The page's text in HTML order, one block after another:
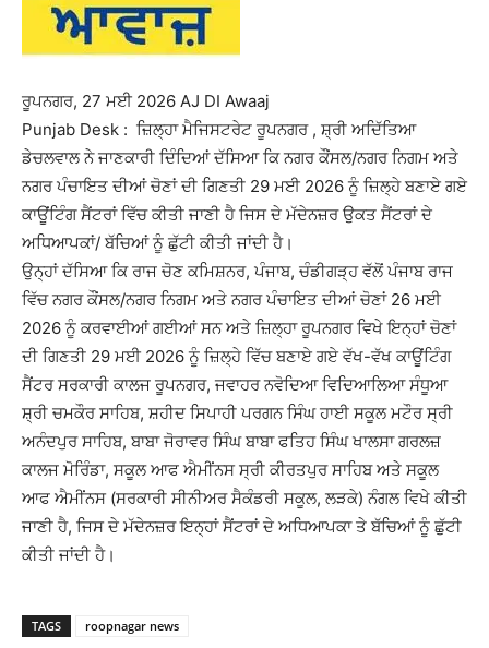
ਰੂਪਨਗਰ, 27 ਮਈ 2026 AJ DI Awaaj
Punjab Desk : ਜ਼ਿਲ੍ਹਾ ਮੈਜਿਸਟਰੇਟ ਰੂਪਨਗਰ , ਸ਼੍ਰੀ ਅਦਿੱਤਿਆ
ਡੇਚਲਵਾਲ ਨੇ ਜਾਣਕਾਰੀ ਦਿੰਦਿਆਂ ਦੱਸਿਆ ਕਿ ਨਗਰ ਕੌਂਸਲ/ਨਗਰ ਨਿਗਮ ਅਤੇ
ਨਗਰ ਪੰਚਾਇਤ ਦੀਆਂ ਚੋਣਾਂ ਦੀ ਗਿਣਤੀ 29 ਮਈ 2026 ਨੂੰ ਜ਼ਿਲ੍ਹੇ ਬਣਾਏ ਗਏ
ਕਾਊਂਟਿੰਗ ਸੈਂਟਰਾਂ ਵਿੱਚ ਕੀਤੀ ਜਾਣੀ ਹੈ ਜਿਸ ਦੇ ਮੱਦੇਨਜ਼ਰ ਉਕਤ ਸੈਂਟਰਾਂ ਦੇ
ਅਧਿਆਪਕਾਂ/ ਬੱਚਿਆਂ ਨੂੰ ਛੁੱਟੀ ਕੀਤੀ ਜਾਂਦੀ ਹੈ।
ਉਨ੍ਹਾਂ ਦੱਸਿਆ ਕਿ ਰਾਜ ਚੋਣ ਕਮਿਸ਼ਨਰ, ਪੰਜਾਬ, ਚੰਡੀਗੜ੍ਹ ਵੱਲੋਂ ਪੰਜਾਬ ਰਾਜ
ਵਿੱਚ ਨਗਰ ਕੌਂਸਲ/ਨਗਰ ਨਿਗਮ ਅਤੇ ਨਗਰ ਪੰਚਾਇਤ ਦੀਆਂ ਚੋਣਾਂ 26 ਮਈ
2026 ਨੂੰ ਕਰਵਾਈਆਂ ਗਈਆਂ ਸਨ ਅਤੇ ਜ਼ਿਲ੍ਹਾ ਰੂਪਨਗਰ ਵਿਖੇ ਇਨ੍ਹਾਂ ਚੋਣਾਂ
ਦੀ ਗਿਣਤੀ 29 ਮਈ 2026 ਨੂੰ ਜ਼ਿਲ੍ਹੇ ਵਿੱਚ ਬਣਾਏ ਗਏ ਵੱਖ-ਵੱਖ ਕਾਊਂਟਿੰਗ
ਸੈਂਟਰ ਸਰਕਾਰੀ ਕਾਲਜ ਰੂਪਨਗਰ, ਜਵਾਹਰ ਨਵੋਦਿਆ ਵਿਦਿਆਲਿਆ ਸੰਧੂਆ
ਸ਼੍ਰੀ ਚਮਕੌਰ ਸਾਹਿਬ, ਸ਼ਹੀਦ ਸਿਪਾਹੀ ਪਰਗਨ ਸਿੰਘ ਹਾਈ ਸਕੂਲ ਮਟੌਰ ਸ੍ਰੀ
ਅਨੰਦਪੁਰ ਸਾਹਿਬ, ਬਾਬਾ ਜੋਰਾਵਰ ਸਿੰਘ ਬਾਬਾ ਫਤਿਹ ਸਿੰਘ ਖਾਲਸਾ ਗਰਲਜ਼
ਕਾਲਜ ਮੋਰਿੰਡਾ, ਸਕੂਲ ਆਫ ਐਮੀਂਨਸ ਸ੍ਰੀ ਕੀਰਤਪੁਰ ਸਾਹਿਬ ਅਤੇ ਸਕੂਲ
ਆਫ ਐਮੀਂਨਸ (ਸਰਕਾਰੀ ਸੀਨੀਅਰ ਸੈਕੰਡਰੀ ਸਕੂਲ, ਲੜਕੇ) ਨੰਗਲ ਵਿਖੇ ਕੀਤੀ
ਜਾਣੀ ਹੈ, ਜਿਸ ਦੇ ਮੱਦੇਨਜ਼ਰ ਇਨ੍ਹਾਂ ਸੈਂਟਰਾਂ ਦੇ ਅਧਿਆਪਕਾ ਤੇ ਬੱਚਿਆਂ ਨੂੰ ਛੁੱਟੀ
ਕੀਤੀ ਜਾਂਦੀ ਹੈ।
TAGS roopnagar news